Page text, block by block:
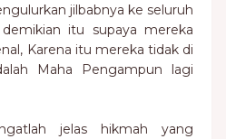
jilbabnya ke seluruh
itu supaya mereka
Karena itu mereka tidak di
Maha Pengampun lagi
jelas hikmah yang